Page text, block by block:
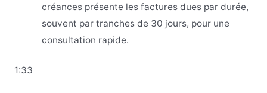
créances présente les factures dues par durée,
souvent par tranches de 30 jours, pour une
consultation rapide.
1:33